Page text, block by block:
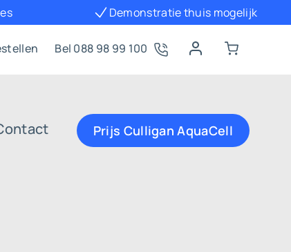
Demonstratie thuis mogelijk
Bel 088 98 99 100
Prijs Culligan AquaCell